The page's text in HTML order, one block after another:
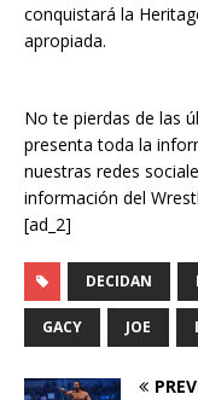
conquistará la
apropiada.
No te pierdas de las
presenta toda la
nuestras redes
información del
[ad_2]
DECIDAN
GACY JOE